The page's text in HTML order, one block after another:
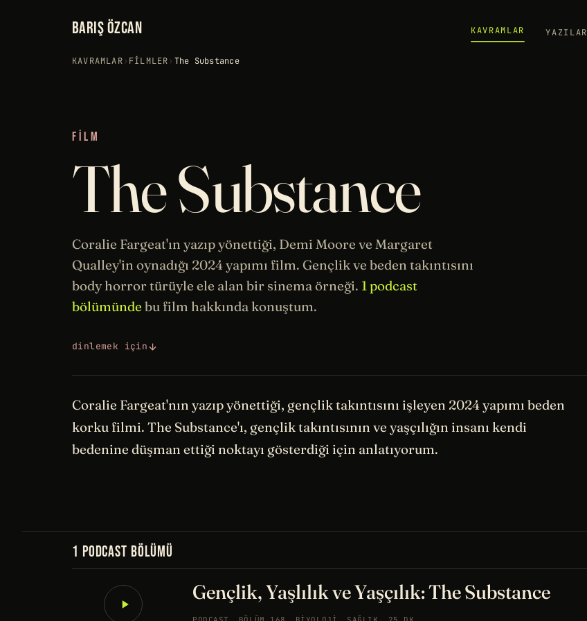
BARIŞ ÖZCAN KAVRAMLAR YAZILAR
KAVRAMLAR› FILMLER› The Substance
FILM
The Substance
Coralie Fargeat'ın yazıp yönettiği, Demi Moore ve Margaret
Qualley'in oynadığı 2024 yapımı film. Gençlik ve beden takıntısını
body horror türüyle ele alan bir sinemaörneği. 1 podcast
bölümünde bu film hakkında konuştum.
dinlemek için
Coralie Fargeat'nın yazıp yönettiği, gençlik takıntısını işleyen 2024 yapımı beden
korku filmi. The Substance'ı, gençlik takıntısının ve yaşçılığın insanı kendi
bedenine düşman ettiği noktayı gösterdiği için anlatıyorum.
1 PODCAST BÖLÜMÜ
Gençlik, Yaşlılık ve Yaşçılık: The Substance